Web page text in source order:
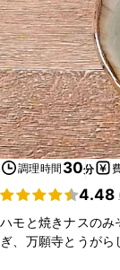
調理時間 30分
4.48
ハモと焼きナスのみ
ぎ、万願寺とうが
さしい食感のハモ